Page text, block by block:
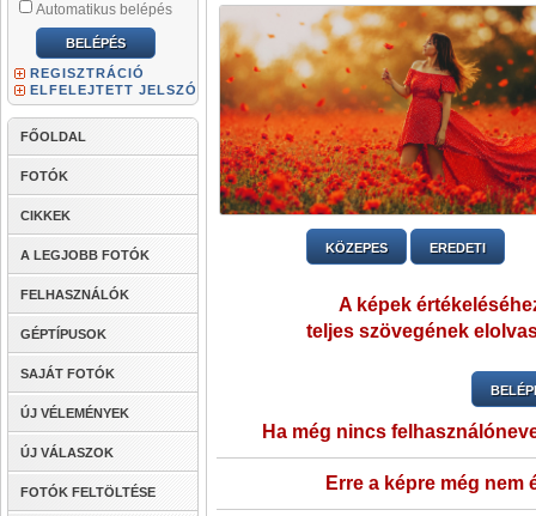
Automatikus belépés
REGISZTRÁCIÓ
ELFELEJTETT JELSZÓ
FŐOLDAL
FOTÓK
CIKKEK
A LEGJOBB FOTÓK
FELHASZNÁLÓK
GÉPTÍPUSOK
SAJÁT FOTÓK
ÚJ VÉLEMÉNYEK
ÚJ VÁLASZOK
FOTÓK FELTÖLTÉSE
KÖZEPES EREDETI
A képek
teljes szövegének
Ha még nincs
Erre a képre még nem